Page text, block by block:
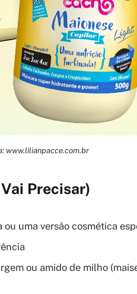
www.lilianpacce.com.br
Precisar)
uma versão cosmética
ou amido de milho